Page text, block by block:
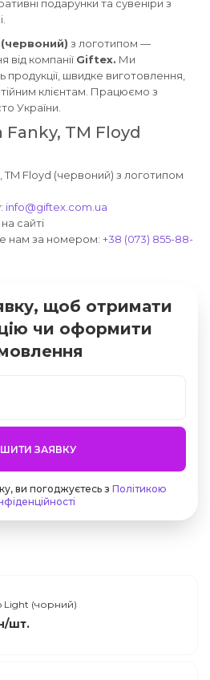
подарунки та сувеніри з
з логотипом —
компанії Giftex. Ми
продукції, швидке виготовлення,
клієнтам. Працюємо з
України.
TM Floyd
Floyd (червоний) з логотипом
info@giftex.com.ua
сайті
нам за номером: +38 (073) 855-88-
щоб отримати
чи оформити
ЗАЯВКУ
ви погоджуєтесь з Політикою
Light (чорний)
шт.